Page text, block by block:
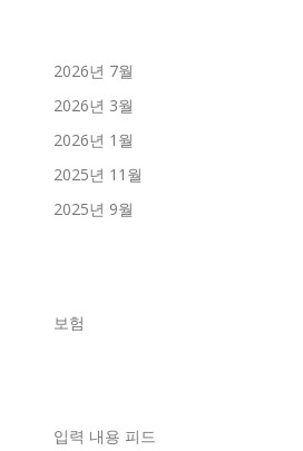
2026년 7월
2026년 3월
2026년 1월
2025년 11월
2025년 9월
보험
입력 내용 피드